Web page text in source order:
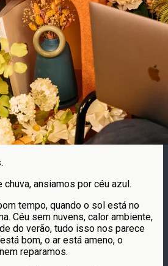
ansiamos por céu azul.
tempo, quando o sol está no
Céu sem nuvens, calor ambiente,
do verão, tudo isso nos parece
bom, o ar está ameno, o
reparamos.